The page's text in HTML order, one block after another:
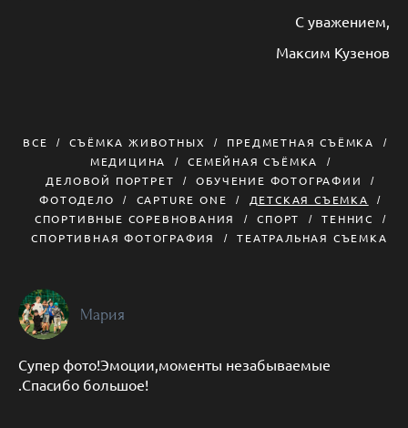
С уважением,
Максим Кузенов
ВСЕ СЪЁМКА ЖИВОТНЫХ
ПРЕДМЕТНАЯ СЪЁМКА
МЕДИЦИНА
СЕМЕЙНАЯ СЪЁМКА
ДЕЛОВОЙ ПОРТРЕТ
ОБУЧЕНИЕ ФОТОГРАФИИ
ФОТОДЕЛО
CAPTURE ONE
ДЕТСКАЯ СЪЕМКА
СПОРТИВНЫЕ СОРЕВНОВАНИЯ
СПОРТ
ТЕННИС
СПОРТИВНАЯ ФОТОГРАФИЯ
ТЕАТРАЛЬНАЯ СЪЕМКА
Мария
Супер фото!Эмоции,моменты незабываемые
.Спасибо большое!